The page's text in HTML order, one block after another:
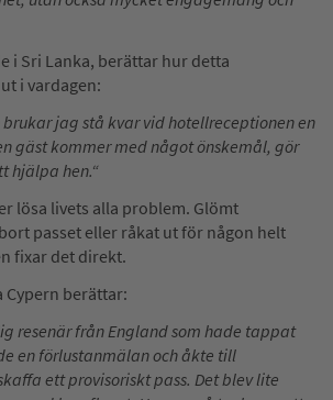
i Sri Lanka, berättar hur detta
i vardagen:
brukar jag stå kvar vid hotellreceptionen en
gäst kommer med något önskemål, gör
hjälpa hen.“
lösa livets alla problem. Glömt
passet eller råkat ut för någon helt
fixar det direkt.
Cypern berättar:
resenär från England som hade tappat
en förlustanmälan och åkte till
ett provisoriskt pass. Det blev lite